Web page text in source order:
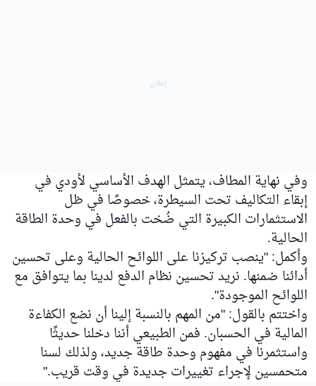
وفي نهاية المطاف، يتمثل الهدف الأساسي لأودي في
إبقاء التكاليف تحت السيطرة، خصوصًا في ظل
الاستثمارات الكبيرة التي ضُخت بالفعل في وحدة الطاقة
الحالية.
وأكمل: "ينصب تركيزنا على اللوائح الحالية وعلى تحسين
أدائنا ضمنها. نريد تحسين نظام الدفع لدينا بما يتوافق مع
اللوائح الموجودة".
واختتم بالقول: "من المهم بالنسبة إلينا أن نضع الكفاءة
المالية في الحسبان. فمن الطبيعي أننا دخلنا حديثًا
واستثمرنا في مفهوم وحدة طاقة جديد، ولذلك لسنا
متحمسين لإجراء تغييرات جديدة في وقت قريب."